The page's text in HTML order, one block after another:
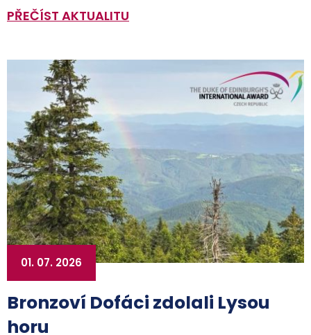
PŘEČÍST AKTUALITU
Bronzoví Dofáci zdolali Lysou
horu
01. 07. 2026